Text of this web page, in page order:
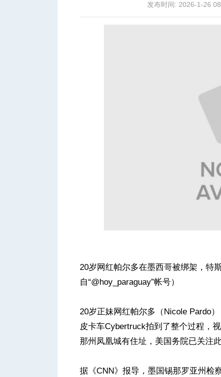
发布时间: 2026-1-26
20岁网红帕尔多在墨西哥被绑架，特
自“@hoy_paraguay”帐号）
20岁正妹网红帕尔多（Nicole Pardo
皮卡车Cybertruck拍到了整个过程，
那州凤凰城有住址，美国务院已关注此
据《CNN》报导，墨国锡那罗亚州检